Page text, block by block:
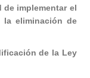
implementar el
la eliminación de
de la Ley